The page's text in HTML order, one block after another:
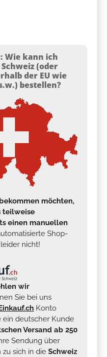
Wie kann ich
(oder
der EU wie
bestellen?
möchten,
teilweise
einen manuellen
Shop-
nicht!
wir
Sie bei uns
Konto
ein deutscher Kunde
Versand ab 250
Sendung über
zu sich in die Schweiz